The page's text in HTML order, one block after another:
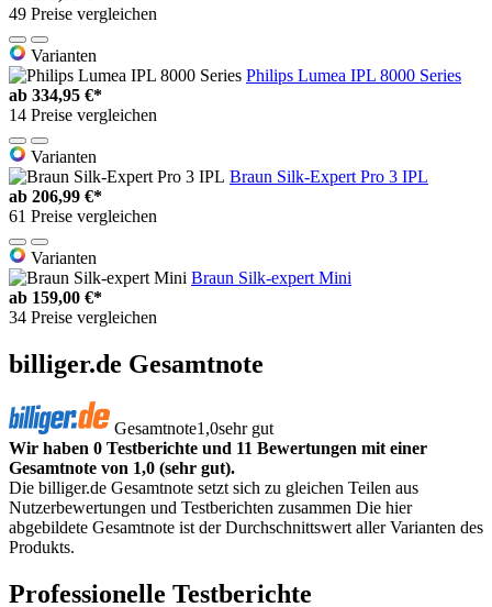
49 Preise vergleichen
Varianten
Philips Lumea IPL 8000 Series
ab 334,95 €*
14 Preise vergleichen
Varianten
Braun Silk-Expert Pro 3 IPL
ab 206,99 €*
61 Preise vergleichen
Varianten
Braun Silk-expert Mini
ab 159,00 €*
34 Preise vergleichen
billiger.de Gesamtnote
Gesamtnote1,0sehr gut
Wir haben 0 Testberichte und 11 Bewertungen mit einer
Gesamtnote von 1,0 (sehr gut).
Die billiger.de Gesamtnote setzt sich zu gleichen Teilen aus
Nutzerbewertungen und Testberichten zusammen Die hier
abgebildete Gesamtnote ist der Durchschnittswert aller Varianten des
Produkts.
Professionelle Testberichte